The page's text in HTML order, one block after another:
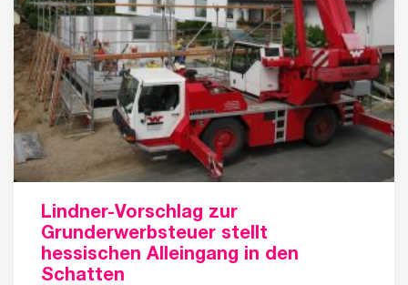
Lindner-Vorschlag zur
Grunderwerbsteuer stellt
hessischen Alleingang in den
Schatten